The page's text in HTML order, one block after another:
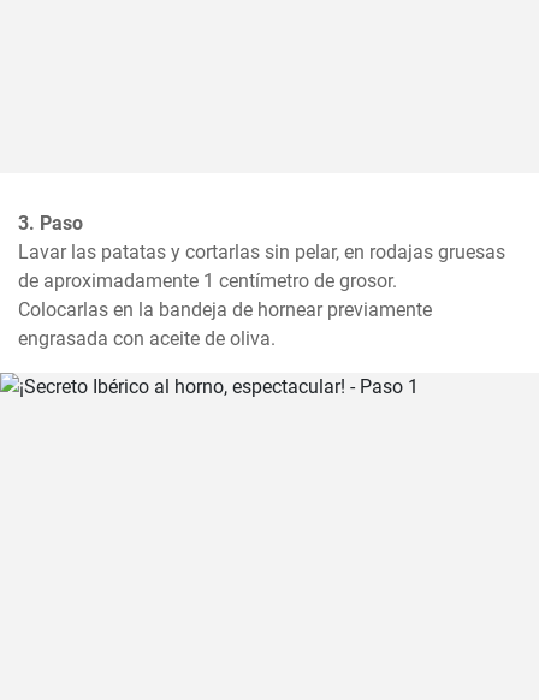
3. Paso
Lavar las patatas y cortarlas sin pelar, en rodajas gruesas
de aproximadamente 1 centímetro de grosor.
Colocarlas en la bandeja de hornear previamente
engrasada con aceite de oliva.